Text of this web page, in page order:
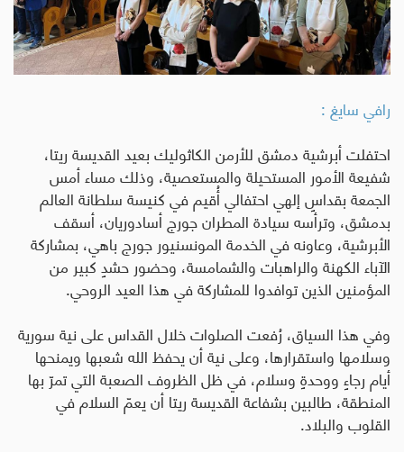
رافي سايغ :
احتفلت أبرشية دمشق للأرمن الكاثوليك بعيد القديسة ريتا،
شفيعة الأمور المستحيلة والمستعصية، وذلك مساء أمس
الجمعة بقداسٍ إلهي احتفالي أُقيم في كنيسة سلطانة العالم
بدمشق، وترأسه سيادة المطران جورج أسادوريان، أسقف
الأبرشية، وعاونه في الخدمة المونسنيور جورج باهي، بمشاركة
الآباء الكهنة والراهبات والشمامسة، وحضور حشدٍ كبير من
المؤمنين الذين توافدوا للمشاركة في هذا العيد الروحي.
وفي هذا السياق، رُفعت الصلوات خلال القداس على نية سورية
وسلامها واستقرارها، وعلى نية أن يحفظ الله شعبها ويمنحها
أيام رجاءٍ ووحدةٍ وسلام، في ظل الظروف الصعبة التي تمرّ بها
المنطقة، طالبين بشفاعة القديسة ريتا أن يعمّ السلام في
القلوب والبلاد.